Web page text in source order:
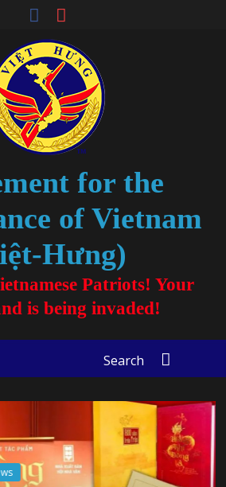
for the
of Vietnam
Hưng)
Patriots! Your
is being invaded!
Search